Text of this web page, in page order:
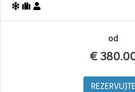
od
€
REZERVUJTE